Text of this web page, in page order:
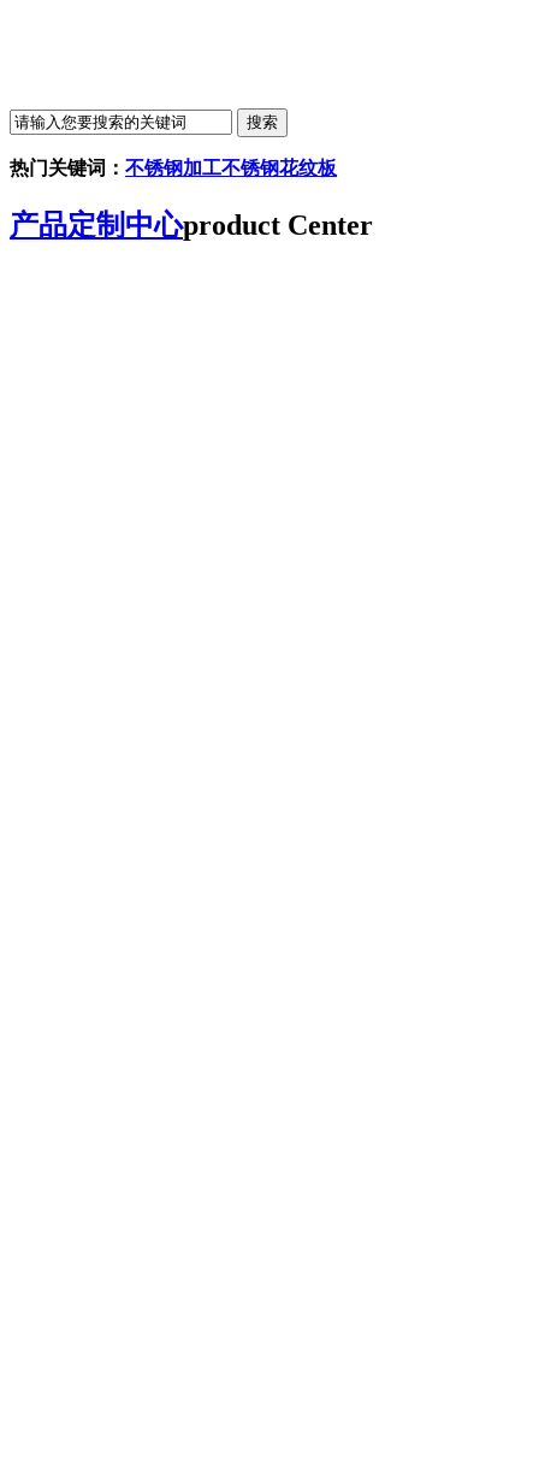
热门关键词： 不锈钢加工不锈钢花纹板
产品定制中心product Center